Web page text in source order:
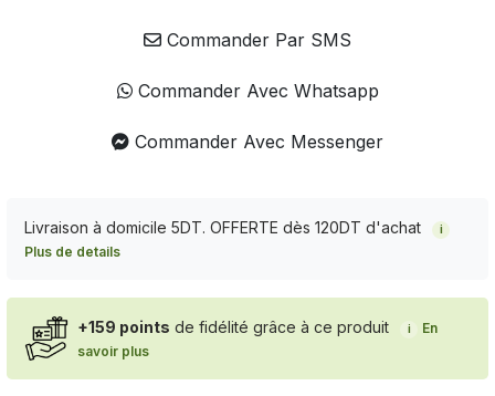
Commander Par SMS
Commander Avec Whatsapp
Commander Avec Messenger
Livraison à domicile 5DT. OFFERTE dès 120DT d'achat i
Plus de details
+159 points de fidélité grâce à ce produit i
En
savoir plus